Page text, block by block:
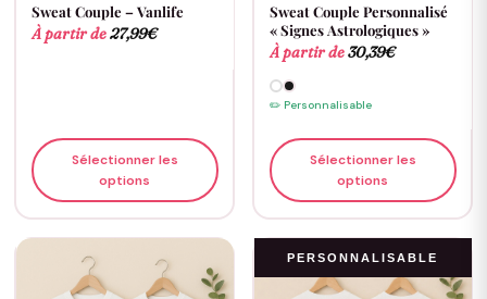
Sweat Couple – Vanlife
À partir de27,99€
Sélectionner les
options
Sweat Couple Personnalisé
« Signes Astrologiques »
À partir de30,39€
✏️ Personnalisable
Sélectionner les
options
PERSONNALISABLE